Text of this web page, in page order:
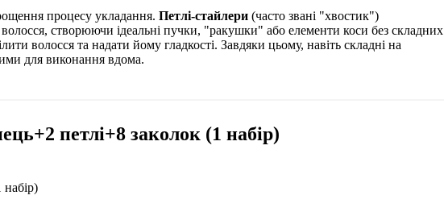
процесу укладання. Петлі-стайлери (часто звані "хвостик")
створюючи ідеальні пучки, "ракушки" або елементи коси без складних
волосся та надати йому гладкості. Завдяки цьому, навіть складні на
для виконання вдома.
петлі+8 заколок (1 набір)
набір)